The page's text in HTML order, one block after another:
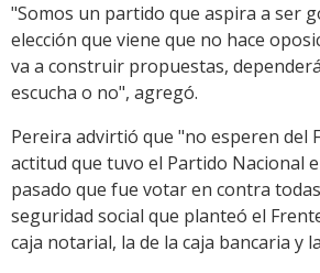
"Somos un partido que aspira a ser
elección que viene que no hace
va a construir propuestas,
escucha o no", agregó.
Pereira advirtió que "no esperen del
actitud que tuvo el Partido Nacional
pasado que fue votar en contra
seguridad social que planteó el
caja notarial, la de la caja bancaria y